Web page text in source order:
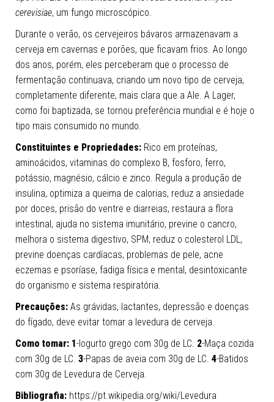
cerevisiae, um fungo microscópico.
Durante o verão, os cervejeiros bávaros armazenavam a
cerveja em cavernas e porões, que ficavam frios. Ao longo
dos anos, porém, eles perceberam que o processo de
fermentação continuava, criando um novo tipo de cerveja,
completamente diferente, mais clara que a Ale. A Lager,
como foi baptizada, se tornou preferência mundial e é hoje o
tipo mais consumido no mundo.
Constituintes e Propriedades: Rico em proteínas,
aminoácidos, vitaminas do complexo B, fosforo, ferro,
potássio, magnésio, cálcio e zinco. Regula a produção de
insulina, optimiza a queima de calorias, reduz a ansiedade
por doces, prisão do ventre e diarreias, restaura a flora
intestinal, ajuda no sistema imunitário, previne o cancro,
melhora o sistema digestivo, SPM, reduz o colesterol LDL,
previne doenças cardíacas, problemas de pele, acne
eczemas e psoríase, fadiga física e mental, desintoxicante
do organismo e sistema respiratória.
Precauções: As grávidas, lactantes, depressão e doenças
do fígado, deve evitar tomar a levedura de cerveja.
Como tomar: 1-Iogurto grego com 30g de LC. 2-Maça cozida
com 30g de LC. 3-Papas de aveia com 30g de LC. 4-Batidos
com 30g de Levedura de Cerveja.
Bibliografia: https://pt.wikipedia.org/wiki/Levedura